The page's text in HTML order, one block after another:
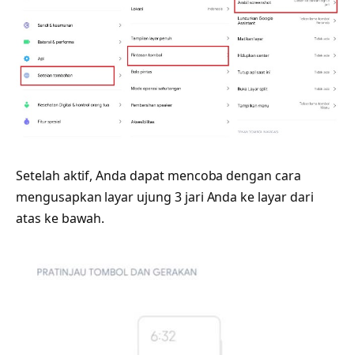
Setelah aktif, Anda dapat mencoba dengan cara
mengusapkan layar ujung 3 jari Anda ke layar dari
atas ke bawah.